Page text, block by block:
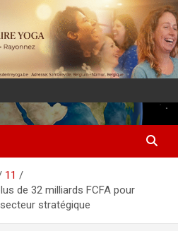
11
de 32 milliards FCFA pour
stratégique